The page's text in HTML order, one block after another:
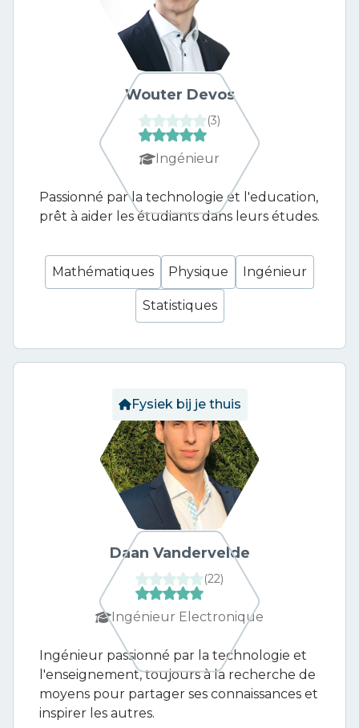
Wouter Devos
(3)
Ingénieur
Passionné par la technologie et l'education,
prêt à aider les étudiants dans leurs études.
Mathématiques Physique Ingénieur
Statistiques
Daan Vandervelde
(22)
Fysiek bij je thuis
Ingénieur Electronique
Ingénieur passionné par la technologie et
l'enseignement, toujours à la recherche de
moyens pour partager ses connaissances et
inspirer les autres.